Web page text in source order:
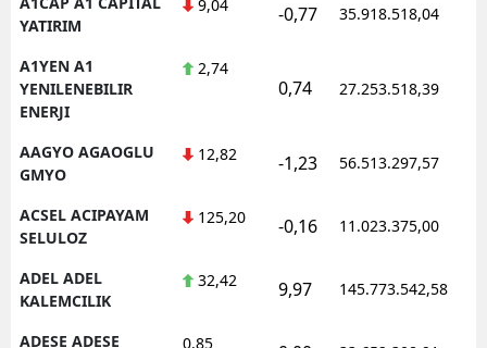
Elazığ
Erzurum
Eskişehir
YATIRIM
9,04 -0,77 35.918.518,04
A1YEN A1
YENILENEBILIR
ENERJI
2,74
0,74 27.253.518,39
AAGYO AGAOGLU
GMYO
12,82 -1,23 56.513.297,57
ACSEL ACIPAYAM
SELULOZ
125,20 -0,16 11.023.375,00
ADEL ADEL
KALEMCILIK
32,42 9,97 145.773.542,58
ADESE ADESE
0,85